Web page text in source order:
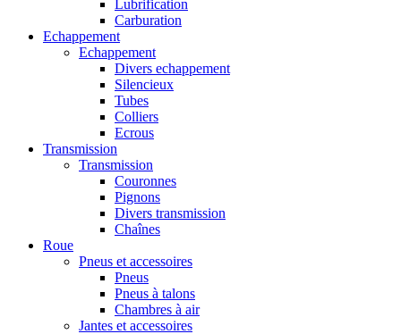
Lubrification
Carburation
Echappement
Echappement
Divers echappement
Silencieux
Tubes
Colliers
Ecrous
Transmission
Transmission
Couronnes
Pignons
Divers transmission
Chaînes
Roue
Pneus et accessoires
Pneus
Pneus à talons
Chambres à air
Jantes et accessoires